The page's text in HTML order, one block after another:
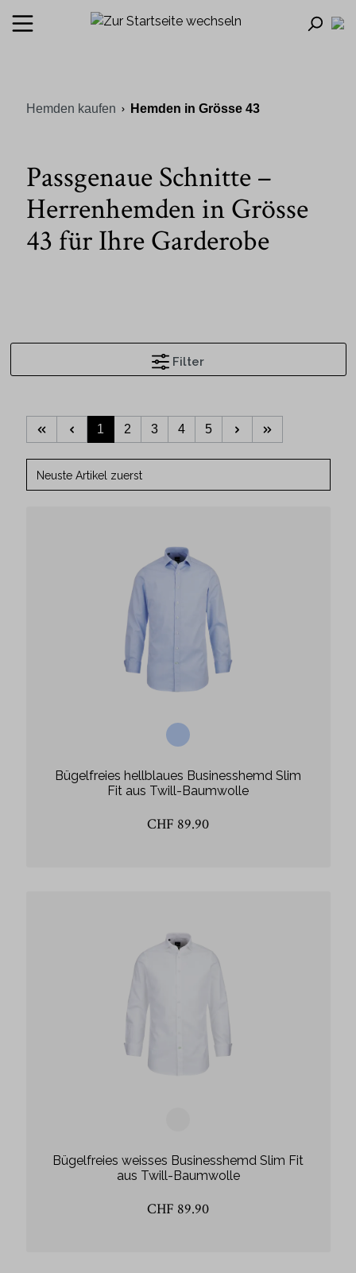
Hemden kaufen Hemden in Grösse 43
Passgenaue Schnitte –
Herrenhemden in Grösse
43 für Ihre Garderobe
Filter
1 2 3 4 5
Bügelfreies hellblaues Businesshemd Slim
Fit aus Twill-Baumwolle
CHF 89.90
Bügelfreies weisses Businesshemd Slim Fit
aus Twill-Baumwolle
CHF 89.90